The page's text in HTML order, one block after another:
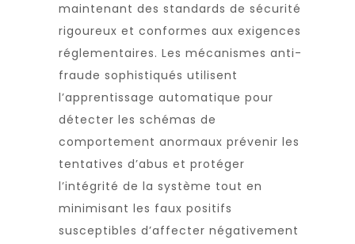
maintenant des standards de sécurité
rigoureux et conformes aux exigences
réglementaires. Les mécanismes anti-
fraude sophistiqués utilisent
l’apprentissage automatique pour
détecter les schémas de
comportement anormaux prévenir les
tentatives d’abus et protéger
l’intégrité de la système tout en
minimisant les faux positifs
susceptibles d’affecter négativement